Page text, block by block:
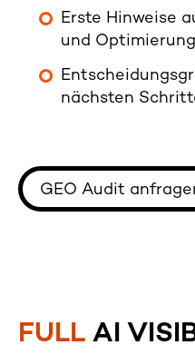
Erste Hinweise
und
nächsten
GEO Audit
FULL AI